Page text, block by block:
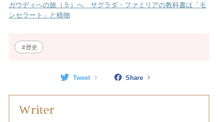
ガウディへの旅（５）へ サグラダ・ファミリアの教科書は「モ
ンセラート」と植物
歴史
Tweet Share
Writer